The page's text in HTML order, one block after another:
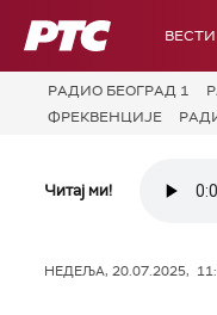
РТС ВЕСТИ
РАДИО БЕОГРАД 1
ФРЕКВЕНЦИЈЕ
Читај ми!
НЕДЕЉА, 20.07.2025,